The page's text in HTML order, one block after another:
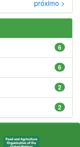
próximo >
6
6
2
2